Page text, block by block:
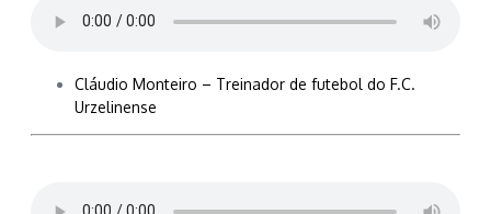
Cláudio Monteiro – Treinador de futebol do F.C.
Urzelinense